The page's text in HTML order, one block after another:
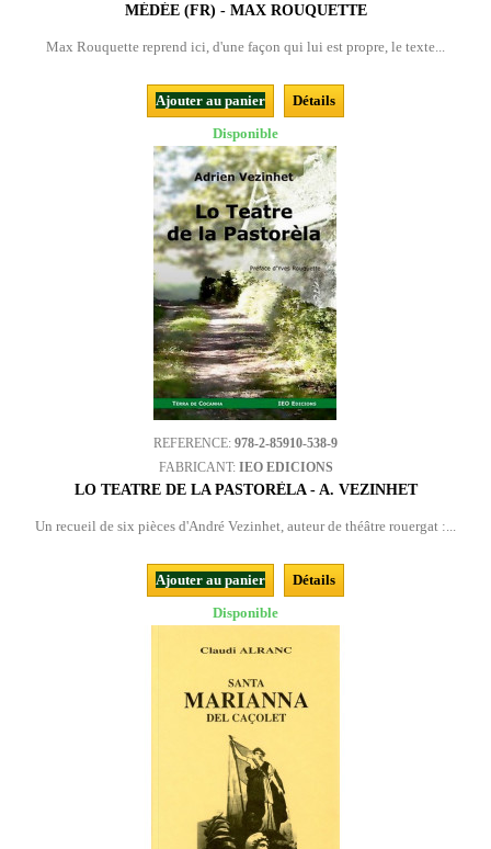
MÉDÉE (FR) - MAX ROUQUETTE
Max Rouquette reprend ici, d'une façon qui lui est propre, le texte...
Ajouter au panier
Détails
Disponible
REFERENCE: 978-2-85910-538-9
FABRICANT: IEO EDICIONS
LO TEATRE DE LA PASTORÈLA - A. VEZINHET
Un recueil de six pièces d'André Vezinhet, auteur de théâtre rouergat :...
Ajouter au panier
Détails
Disponible